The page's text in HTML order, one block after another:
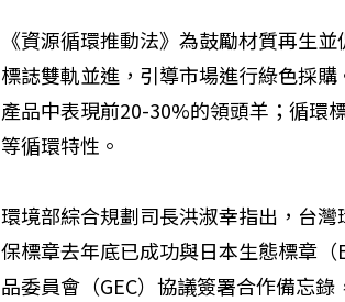
《資源循環推動法》為鼓勵材質再生
標誌雙軌並進，引導市場進行綠色採
產品中表現前20-30%的領頭羊；循環
等循環特性。
環境部綜合規劃司長洪淑幸指出，台
保標章去年底已成功與日本生態標章
品委員會（GEC）協議簽署合作備忘